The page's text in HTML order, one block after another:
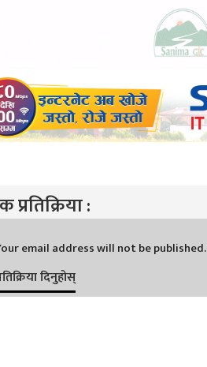
प्रतिक्रिया :
email address will not be published.
दिनुहोस्